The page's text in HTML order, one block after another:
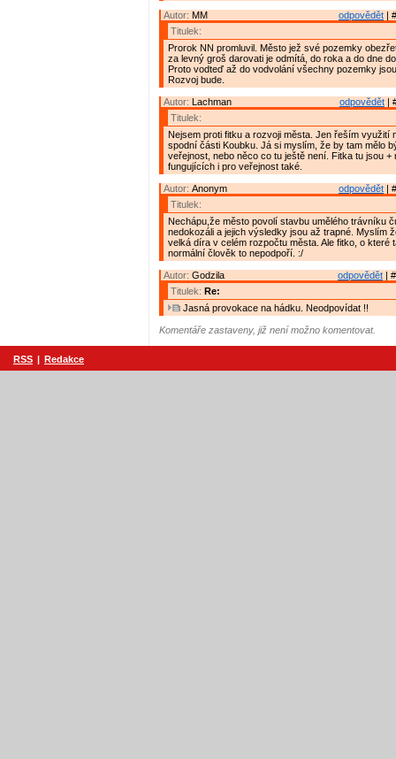
odpovědět |
Autor: MM
Titulek:
Prorok NN promluvil. Město jež své pozemky
za levný groš darovati je odmítá, do roka a do dne
Proto vodteď až do vodvolání všechny pozemky
Rozvoj bude.
odpovědět |
Autor: Lachman
Titulek:
Nejsem proti fitku a rozvoji města. Jen řeším využití
spodní části Koubku. Já si myslím, že by tam mělo
veřejnost, nebo něco co tu ještě není. Fitka tu jsou +
fungujících i pro veřejnost také.
odpovědět |
Autor: Anonym
Titulek:
Nechápu,že město povolí stavbu umělého trávníku
nedokozáli a jejich výsledky jsou až trapné. Myslím
velká díra v celém rozpočtu města. Ale fitko, o které
normální člověk to nepodpoří. :/
odpovědět |
Autor: Godzila
Titulek: Re:
Jasná provokace na hádku. Neodpovídat !!
Komentáře zastaveny, již není možno komentovat.
RSS | Redakce